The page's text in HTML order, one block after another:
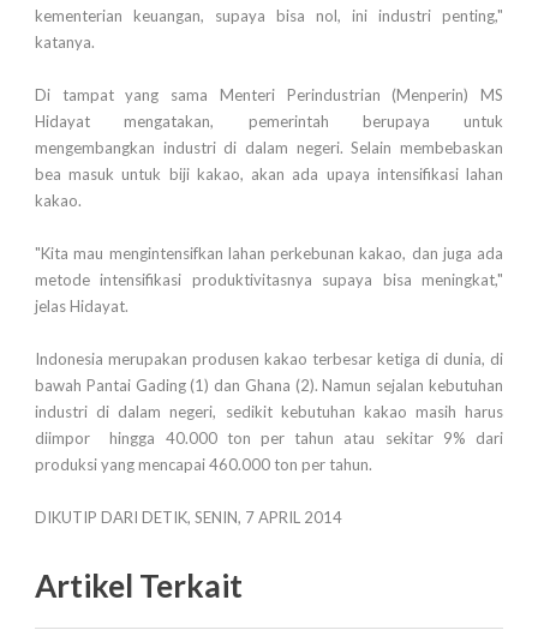
kementerian keuangan, supaya bisa nol, ini industri penting,"
katanya.
Di tampat yang sama Menteri Perindustrian (Menperin) MS
Hidayat mengatakan, pemerintah berupaya untuk
mengembangkan industri di dalam negeri. Selain membebaskan
bea masuk untuk biji kakao, akan ada upaya intensifikasi lahan
kakao.
"Kita mau mengintensifkan lahan perkebunan kakao, dan juga ada
metode intensifikasi produktivitasnya supaya bisa meningkat,"
jelas Hidayat.
Indonesia merupakan produsen kakao terbesar ketiga di dunia, di
bawah Pantai Gading (1) dan Ghana (2). Namun sejalan kebutuhan
industri di dalam negeri, sedikit kebutuhan kakao masih harus
diimpor hingga 40.000 ton per tahun atau sekitar 9% dari
produksi yang mencapai 460.000 ton per tahun.
DIKUTIP DARI DETIK, SENIN, 7 APRIL 2014
Artikel Terkait